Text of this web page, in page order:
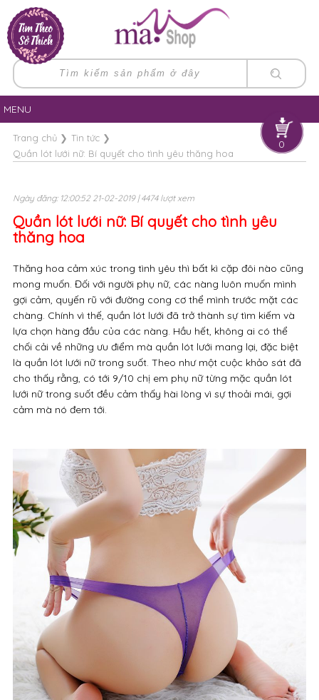
0
MENU
Trang chủ❯ Tin tức❯
Quần lót lưới nữ: Bí quyết cho tình yêu thăng hoa
Ngày đăng: 12:00:52 21-02-2019 | 4474 lượt xem
Quần lót lưới nữ: Bí quyết cho tình yêu
thăng hoa
Thăng hoa cảm xúc trong tình yêu thì bất kì cặp đôi nào cũng
mong muốn. Đối với người phụ nữ, các nàng luôn muốn mình
gợi cảm, quyến rũ với đường cong cơ thể mình trước mặt các
chàng. Chính vì thế, quần lót lưới đã trở thành sự tìm kiếm và
lựa chọn hàng đầu của các nàng. Hầu hết, không ai có thể
chối cải về những ưu điểm mà quần lót lưới mang lại, đặc biệt
là quần lót lưới nữ trong suốt. Theo như một cuộc khảo sát đã
cho thấy rằng, có tới 9/10 chị em phụ nữ từng mặc quần lót
lưới nữ trong suốt đều cảm thấy hài lòng vì sự thoải mái, gợi
cảm mà nó đem tới.